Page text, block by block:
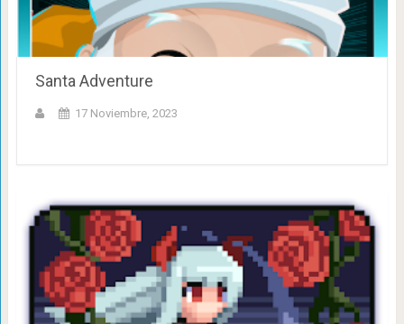
Santa Adventure
17 Noviembre, 2023